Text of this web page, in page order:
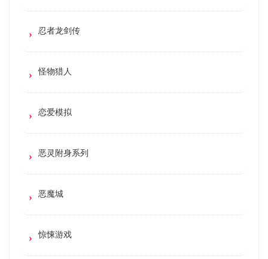
忍者龙剑传
怪物猎人
恋爱模拟
恶灵附身系列
恶魔城
惊悚游戏